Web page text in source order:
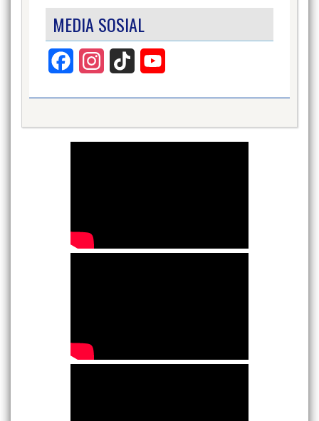
MEDIA SOSIAL
Facebook InstagramTikTok